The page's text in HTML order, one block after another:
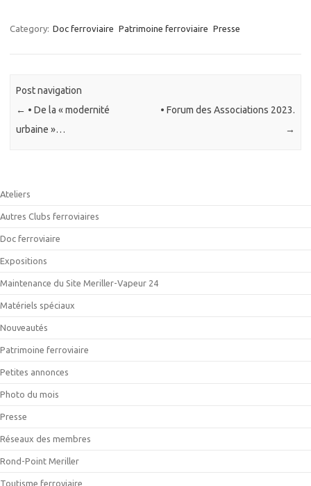
Category: Doc ferroviaire Patrimoine ferroviaire Presse
Post navigation
← • De la « modernité
urbaine »…
• Forum des Associations 2023.
→
Ateliers
Autres Clubs ferroviaires
Doc ferroviaire
Expositions
Maintenance du Site Meriller-Vapeur 24
Matériels spéciaux
Nouveautés
Patrimoine ferroviaire
Petites annonces
Photo du mois
Presse
Réseaux des membres
Rond-Point Meriller
Toutisme ferroviaire